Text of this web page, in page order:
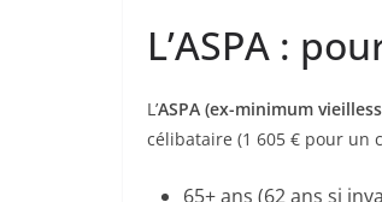
L’ASPA :
L’ASPA (ex-minimum
célibataire (1 605 € pour un
65+ ans (62 ans si